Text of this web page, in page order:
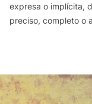
expresa o implícita,
preciso, completo o